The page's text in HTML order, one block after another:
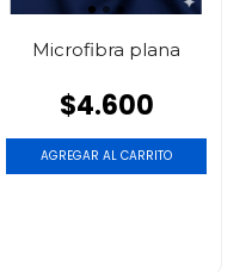
Microfibra plana
$4.600
AGREGAR AL CARRITO